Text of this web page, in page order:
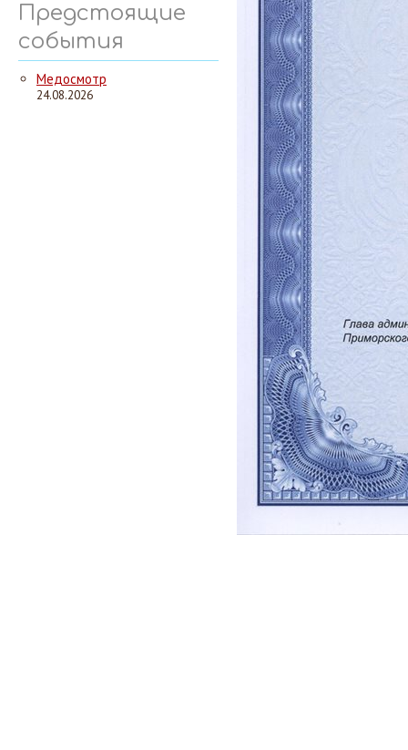
Предстоящие
события
Медосмотр
24.08.2026